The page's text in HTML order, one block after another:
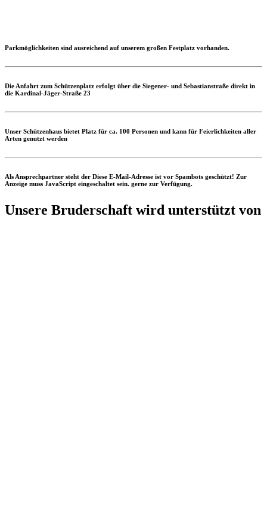
Parkmöglichkeiten sind ausreichend auf unserem großen Festplatz vorhanden.
Die Anfahrt zum Schützenplatz erfolgt über die Siegener- und Sebastianstraße direkt in
die Kardinal-Jäger-Straße 23
Unser Schützenhaus bietet Platz für ca. 100 Personen und kann für Feierlichkeiten aller
Arten genutzt werden
Als Ansprechpartner steht der Diese E-Mail-Adresse ist vor Spambots geschützt! Zur
Anzeige muss JavaScript eingeschaltet sein. gerne zur Verfügung.
Unsere Bruderschaft wird unterstützt von